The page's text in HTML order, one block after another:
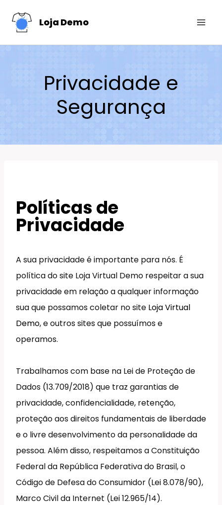
Loja Demo
Privacidade e
Segurança
Políticas de
Privacidade
A sua privacidade é importante para nós. É
política do site Loja Virtual Demo respeitar a sua
privacidade em relação a qualquer informação
sua que possamos coletar no site Loja Virtual
Demo, e outros sites que possuímos e
operamos.
Trabalhamos com base na Lei de Proteção de
Dados (13.709/2018) que traz garantias de
privacidade, confidencialidade, retenção,
proteção aos direitos fundamentais de liberdade
e o livre desenvolvimento da personalidade da
pessoa. Além disso, respeitamos a Constituição
Federal da República Federativa do Brasil, o
Código de Defesa do Consumidor (Lei 8.078/90),
Marco Civil da Internet (Lei 12.965/14).